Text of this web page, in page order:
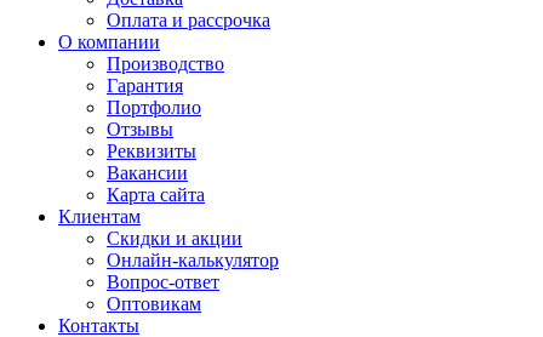
Оплата и рассрочка
О компании
Производство
Гарантия
Портфолио
Отзывы
Реквизиты
Вакансии
Карта сайта
Клиентам
Скидки и акции
Онлайн-калькулятор
Вопрос-ответ
Оптовикам
Контакты